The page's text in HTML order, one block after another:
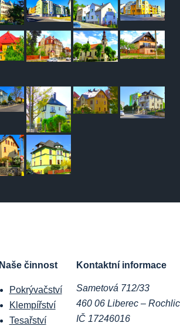
Naše činnost
Pokrývačství
Klempířství
Tesařství
Kontaktní informace
Sametová 712/33
460 06 Liberec –
IČ 17246016